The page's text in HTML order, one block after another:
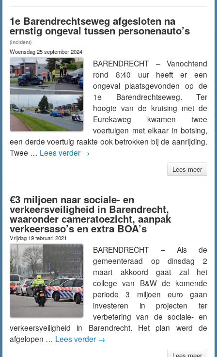
1e Barendrechtseweg afgesloten na
ernstig ongeval tussen personenauto’s
(Incident)
Woensdag 25 september 2024
BARENDRECHT – Vanochtend
rond 8:40 uur heeft er een
ongeval plaatsgevonden op de
1e Barendrechtseweg. Ter
hoogte van de kruising met de
Eurekaweg kwamen twee
voertuigen met elkaar in botsing,
een derde voertuig raakte ook betrokken bij de aanrijding.
Twee … Lees verder →
Lees meer
€3 miljoen naar sociale- en
verkeersveiligheid in Barendrecht,
waaronder cameratoezicht, aanpak
verkeersaso’s en extra BOA’s
Vrijdag 19 februari 2021
BARENDRECHT – Als de
gemeenteraad op dinsdag 2
maart akkoord gaat zal het
college van B&W de komende
periode 3 miljoen euro gaan
investeren in projecten ter
verbetering van de sociale- en
verkeersveiligheid in Barendrecht. Het plan werd de
afgelopen … Lees verder →